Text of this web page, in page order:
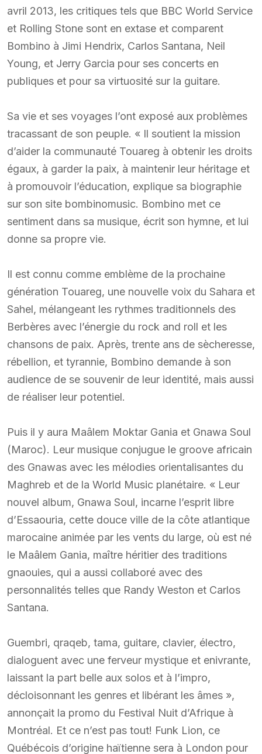
avril 2013, les critiques tels que BBC World Service
et Rolling Stone sont en extase et comparent
Bombino à Jimi Hendrix, Carlos Santana, Neil
Young, et Jerry Garcia pour ses concerts en
publiques et pour sa virtuosité sur la guitare.
Sa vie et ses voyages l’ont exposé aux problèmes
tracassant de son peuple. « Il soutient la mission
d’aider la communauté Touareg à obtenir les droits
égaux, à garder la paix, à maintenir leur héritage et
à promouvoir l’éducation, explique sa biographie
sur son site bombinomusic. Bombino met ce
sentiment dans sa musique, écrit son hymne, et lui
donne sa propre vie.
Il est connu comme emblème de la prochaine
génération Touareg, une nouvelle voix du Sahara et
Sahel, mélangeant les rythmes traditionnels des
Berbères avec l’énergie du rock and roll et les
chansons de paix. Après, trente ans de sècheresse,
rébellion, et tyrannie, Bombino demande à son
audience de se souvenir de leur identité, mais aussi
de réaliser leur potentiel.
Puis il y aura Maâlem Moktar Gania et Gnawa Soul
(Maroc). Leur musique conjugue le groove africain
des Gnawas avec les mélodies orientalisantes du
Maghreb et de la World Music planétaire. « Leur
nouvel album, Gnawa Soul, incarne l’esprit libre
d’Essaouria, cette douce ville de la côte atlantique
marocaine animée par les vents du large, où est né
le Maâlem Gania, maître héritier des traditions
gnaouies, qui a aussi collaboré avec des
personnalités telles que Randy Weston et Carlos
Santana.
Guembri, qraqeb, tama, guitare, clavier, électro,
dialoguent avec une ferveur mystique et enivrante,
laissant la part belle aux solos et à l’impro,
décloisonnant les genres et libérant les âmes »,
annonçait la promo du Festival Nuit d’Afrique à
Montréal. Et ce n’est pas tout! Funk Lion, ce
Québécois d’origine haïtienne sera à London pour